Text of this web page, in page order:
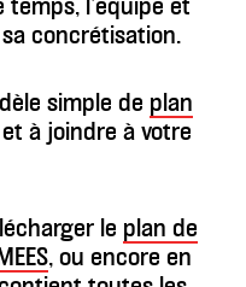
l’équipe et
concrétisation.
simple de plan
à joindre à votre
le plan de
, ou encore en